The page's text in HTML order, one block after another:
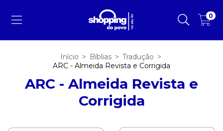
0
Início > Bíblias > Tradução >
ARC - Almeida Revista e Corrigida
ARC - Almeida Revista e
Corrigida